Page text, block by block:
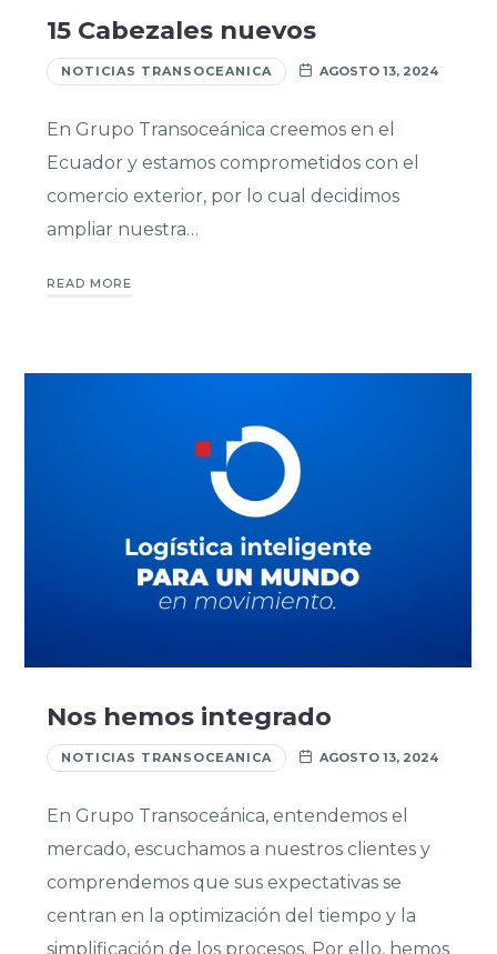
15 Cabezales nuevos
NOTICIAS TRANSOCEANICA AGOSTO 13, 2024
En Grupo Transoceánica creemos en el
Ecuador y estamos comprometidos con el
comercio exterior, por lo cual decidimos
ampliar nuestra…
READ MORE
Nos hemos integrado
NOTICIAS TRANSOCEANICA AGOSTO 13, 2024
En Grupo Transoceánica, entendemos el
mercado, escuchamos a nuestros clientes y
comprendemos que sus expectativas se
centran en la optimización del tiempo y la
simplificación de los procesos. Por ello, hemos